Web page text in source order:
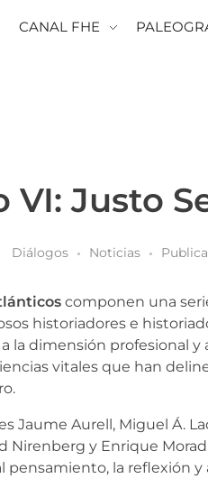
CANAL FHE
VI: Justo
Diálogos Noticias
componen una
historiadores e
la dimensión profesional y
vitales que han
Jaume Aurell, Miguel Á.
Nirenberg y Enrique
pensamiento, la reflexión y